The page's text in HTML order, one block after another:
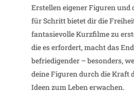
Erstellen eigener Figuren und
für Schritt bietet dir die
fanta­sie­volle Kurz­filme zu
die es erfor­dert, macht das
befrie­di­gender – beson­ders,
deine Figuren durch die Kraft
Ideen zum Leben erwachen.